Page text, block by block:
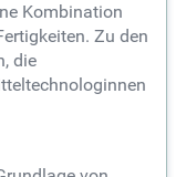
Kombination
Zu den
die